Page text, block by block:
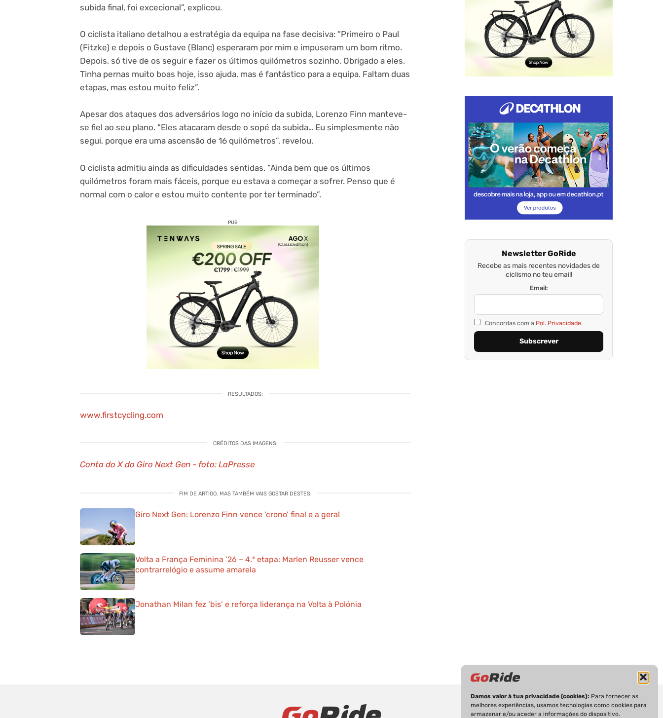
Damos valor à tua privacidade (cookies): Para fornecer as
melhores experiências, usamos tecnologias como cookies para
armazenar e/ou aceder a informações do dispositivo.
subida final, foi excecional”, explicou.
O ciclista italiano detalhou a estratégia da equipa na fase decisiva: “Primeiro o Paul
(Fitzke) e depois o Gustave (Blanc) esperaram por mim e impuseram um bom ritmo.
Depois, só tive de os seguir e fazer os últimos quilómetros sozinho. Obrigado a eles.
Tinha pernas muito boas hoje, isso ajuda, mas é fantástico para a equipa. Faltam duas
etapas, mas estou muito feliz”.
Apesar dos ataques dos adversários logo no início da subida, Lorenzo Finn manteve-
se fiel ao seu plano. “Eles atacaram desde o sopé da subida… Eu simplesmente não
segui, porque era uma ascensão de 16 quilómetros”, revelou.
O ciclista admitiu ainda as dificuldades sentidas. “Ainda bem que os últimos
quilómetros foram mais fáceis, porque eu estava a começar a sofrer. Penso que é
normal com o calor e estou muito contente por ter terminado”.
PUB
RESULTADOS:
www.firstcycling.com
CRÉDITOS DAS IMAGENS:
Conta do X do Giro Next Gen - foto: LaPresse
FIM DE ARTIGO. MAS TAMBÉM VAIS GOSTAR DESTES:
Giro Next Gen: Lorenzo Finn vence ‘crono’ final e a geral
Volta a França Feminina ’26 – 4.ª etapa: Marlen Reusser vence
contrarrelógio e assume amarela
Jonathan Milan fez ‘bis’ e reforça liderança na Volta à Polónia
Newsletter GoRide
Recebe as mais recentes novidades de
ciclismo no teu email!
Email:
Concordas com a Pol. Privacidade.